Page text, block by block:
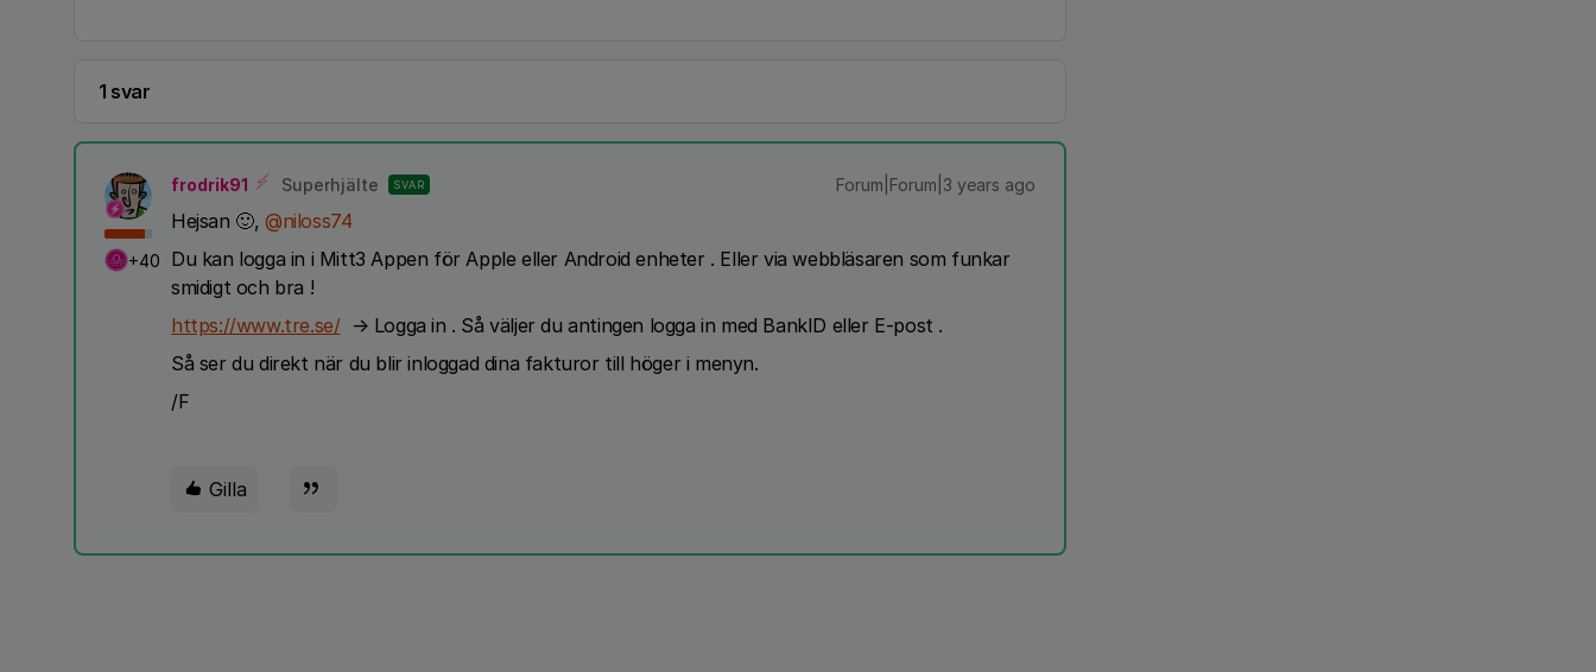
1 svar
+40
frodrik91 Superhjälte SVAR Forum|Forum|3 years ago
Hejsan 🙂, @niloss74
Du kan logga in i Mitt3 Appen för Apple eller Android enheter . Eller via webbläsaren som funkar
smidigt och bra !
https://www.tre.se/→ Logga in . Så väljer du antingen logga in med BankID eller E-post .
Så ser du direkt när du blir inloggad dina fakturor till höger i menyn.
/F
Gilla